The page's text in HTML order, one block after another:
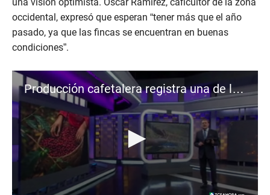
occidental, expresó que esperan “tener más que el año
pasado, ya que las fincas se encuentran en buenas
condiciones”.
Producción cafetalera registra una de las cifras más bajas de la última década